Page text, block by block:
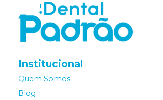
Institucional
Quem Somos
Blog